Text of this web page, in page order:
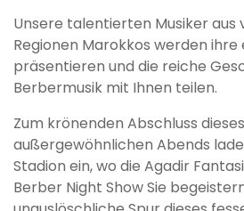
Unsere talentierten Musiker aus
Regionen Marokkos werden ihre
präsentieren und die reiche
Berbermusik mit Ihnen teilen.
Zum krönenden Abschluss dieses
außergewöhnlichen Abends
Stadion ein, wo die Agadir
Berber Night Show Sie